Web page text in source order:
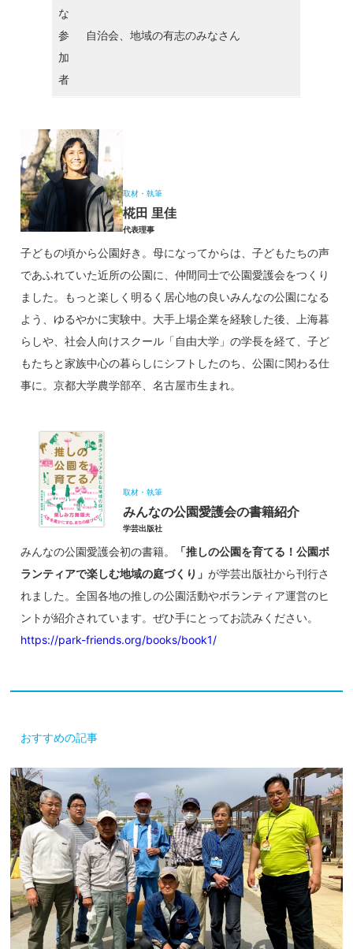
な
参
加
者
自治会、地域の有志のみなさん
取材・執筆
椛田 里佳
代表理事
子どもの頃から公園好き。母になってからは、子どもたちの声
であふれていた近所の公園に、仲間同士で公園愛護会をつくり
ました。もっと楽しく明るく居心地の良いみんなの公園になる
よう、ゆるやかに実験中。大手上場企業を経験した後、上海暮
らしや、社会人向けスクール「自由大学」の学長を経て、子ど
もたちと家族中心の暮らしにシフトしたのち、公園に関わる仕
事に。京都大学農学部卒、名古屋市生まれ。
取材・執筆
みんなの公園愛護会の書籍紹介
学芸出版社
みんなの公園愛護会初の書籍。
「推しの公園を育てる！公園ボ
ランティアで楽しむ地域の庭づくり」 が学芸出版社から刊行さ
れました。全国各地の推しの公園活動やボランティア運営のヒ
ントが紹介されています。ぜひ手にとってお読みください。
https://park-friends.org/books/book1/
おすすめの記事